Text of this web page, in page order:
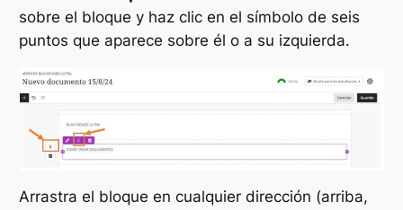
sobre el bloque y haz clic en el símbolo de seis
puntos que aparece sobre él o a su izquierda.
Arrastra el bloque en cualquier dirección (arriba,